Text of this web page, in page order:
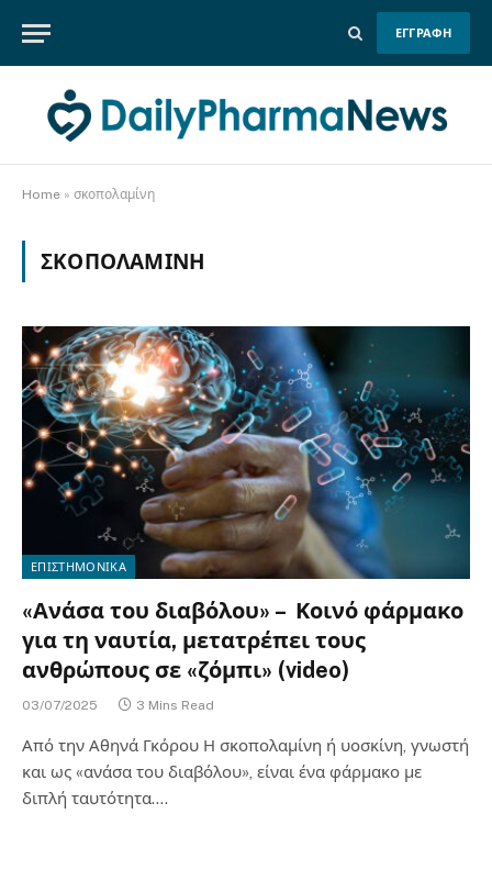
ΕΓΓΡΑΦΗ
Home » σκοπολαμίνη
ΣΚΟΠΟΛΑΜΊΝΗ
ΕΠΙΣΤΗΜΟΝΙΚΑ
«Ανάσα του διαβόλου» – Κοινό φάρμακο
για τη ναυτία, μετατρέπει τους
ανθρώπους σε «ζόμπι» (video)
03/07/2025 3 Mins Read
Από την Αθηνά Γκόρου Η σκοπολαμίνη ή υοσκίνη, γνωστή
και ως «ανάσα του διαβόλου», είναι ένα φάρμακο με
διπλή ταυτότητα.…